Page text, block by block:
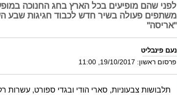
לפני שהם מופיעים בכל הארץ בחג החנוכה
משתפים פעולה בשיר חדש לכבוד חגיגות שבע
"אריסה"
נעם פינבליט
פרסום ראשון: 19/10/2017, 11:00
תלבושות צבעוניות, סארי הודי ובגדי ספורט, עשרות